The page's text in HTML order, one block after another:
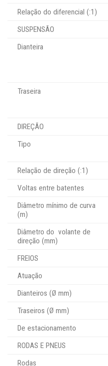
Relação do diferencial (:1)
SUSPENSÃO
Dianteira
Traseira
DIREÇÃO
Tipo
Relação de direção (:1)
Voltas entre batentes
Diâmetro mínimo de curva
(m)
Diâmetro do volante de
direção (mm)
FREIOS
Atuação
Dianteiros (Ø mm)
Traseiros (Ø mm)
De estacionamento
RODAS E PNEUS
Rodas